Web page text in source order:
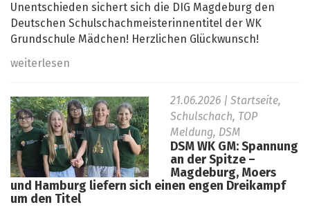
Unentschieden sichert sich die DIG Magdeburg den
Deutschen Schulschachmeisterinnentitel der WK
Grundschule Mädchen! Herzlichen Glückwunsch!
weiterlesen
21.06.2026 | Startseite,
Schulschach, TOP
Meldung, DSM
DSM WK GM: Spannung
an der Spitze –
Magdeburg, Moers
und Hamburg liefern sich einen engen Dreikampf
um den Titel